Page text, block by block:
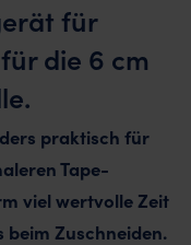
für
die 6 cm
praktisch für
Tape-
viel wertvolle Zeit
beim Zuschneiden.